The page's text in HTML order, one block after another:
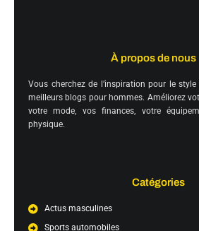
À propos de nous
Vous cherchez de l’inspiration pour le
meilleurs blogs pour hommes. Améliorez
votre mode, vos finances, votre
physique.
Catégories
Actus masculines
Sports automobiles